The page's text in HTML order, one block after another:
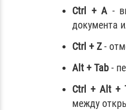
Ctrl + A -
документа
Ctrl + Z-
Alt + Tab -
Ctrl + Alt +
между